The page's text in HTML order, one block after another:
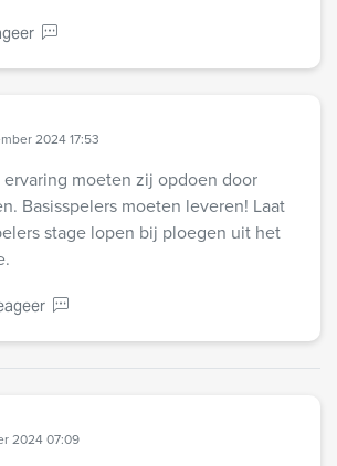
2024 17:53
ervaring moeten zij opdoen door
Basisspelers moeten leveren! Laat
stage lopen bij ploegen uit het
2024 07:09